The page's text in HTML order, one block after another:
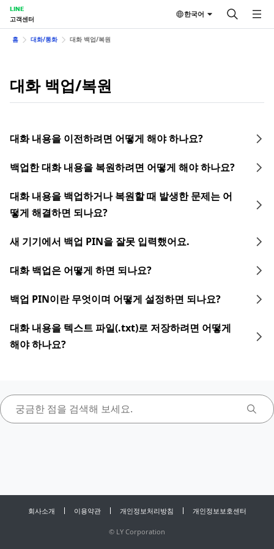
LINE
고객센터
한국어
홈 대화/통화 대화 백업/복원
대화 백업/복원
대화 내용을 이전하려면 어떻게 해야 하나요?
백업한 대화 내용을 복원하려면 어떻게 해야 하나요?
대화 내용을 백업하거나 복원할 때 발생한 문제는 어
떻게 해결하면 되나요?
새 기기에서 백업 PIN을 잘못 입력했어요.
대화 백업은 어떻게 하면 되나요?
백업 PIN이란 무엇이며 어떻게 설정하면 되나요?
대화 내용을 텍스트 파일(.txt)로 저장하려면 어떻게
해야 하나요?
회사소개 이용약관 개인정보처리방침 개인정보보호센터
© LY Corporation